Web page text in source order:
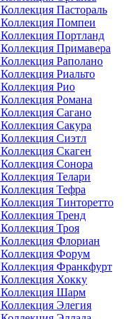
Коллекция Пастораль
Коллекция Помпеи
Коллекция Портланд
Коллекция Примавера
Коллекция Раполано
Коллекция Риальто
Коллекция Рио
Коллекция Романа
Коллекция Сагано
Коллекция Сакура
Коллекция Сиэтл
Коллекция Скаген
Коллекция Сонора
Коллекция Телари
Коллекция Тефра
Коллекция Тинторетто
Коллекция Тренд
Коллекция Троя
Коллекция Флориан
Коллекция Форум
Коллекция Франкфурт
Коллекция Хокку
Коллекция Шарм
Коллекция Элегия